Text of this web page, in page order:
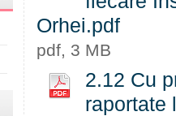
Orhei.pdf
pdf, 3 MB
2.12 Cu
raportate